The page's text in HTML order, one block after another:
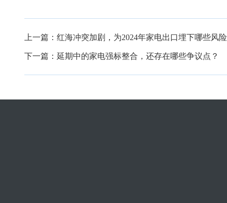
上一篇： 红海冲突加剧，为2024年家电出口埋下哪些风
下一篇： 延期中的家电强标整合，还存在哪些争议点？